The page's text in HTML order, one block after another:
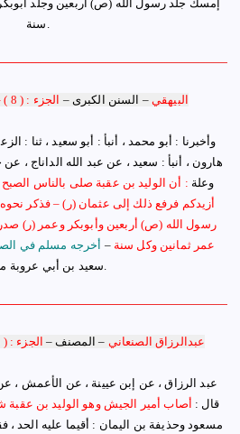
إمسك جلد رسول الله (ص) أربعين وجلد
سنة
البيهقي – السنن الكبرى – الجزء : ( 8 )
وأخبرنا : أبو محمد ، أنبأ : أبو سعيد ، ثنا :
هارون ، أنبأ : سعيد ، عن عبد الله الداناج ،
وعلة : أن الوليد بن عقبة صلى بالناس الصبح
أزيدكم فرفع ذلك إلى عثمان(ر)– فذكر
رسول الله (ص)أربعين وأبوبكر وعمر (ر)
عمر ثمانين وكل سنة– أخرجه مسلم في
سعيد بن أبي عروبة
عبدالرزاق الصنعاني – المصنف– الجزء : ( 5 )
قال : أصاب أمير الجيش وهو الوليد بن عقبة
مسعود وحذيفة بن اليمان : أقيما عليه الحد ،